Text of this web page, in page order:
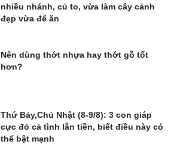
nhiều nhánh, củ to, vừa làm cây cảnh
đẹp vừa để ăn
Nên dùng thớt nhựa hay thớt gỗ tốt
hơn?
Thứ Bảy,Chủ Nhật (8-9/8): 3 con giáp
cực đỏ cả tình lẫn tiền, biết điều này có
thể bật mạnh